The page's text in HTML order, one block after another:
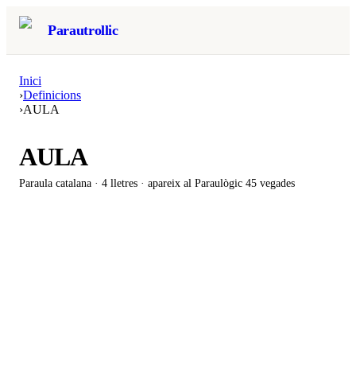
Parautrollic
Inici
›Definicions
›AULA
AULA
Paraula catalana · 4 lletres · apareix al Paraulògic 45 vegades